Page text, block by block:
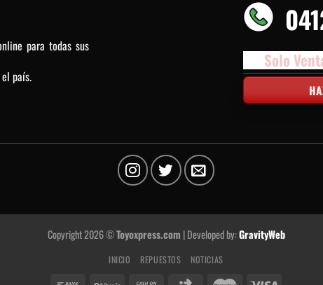
para todas sus
país.
Solo
Copyright 2026 ©Toyoxpress.com | Developed by:GravityWeb
INICIO REPUESTOS NOTICIAS